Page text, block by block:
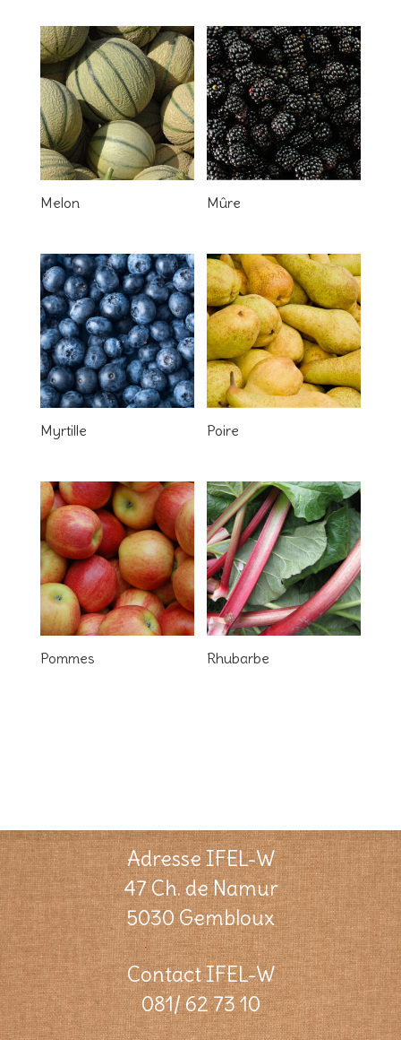
Melon Mûre
Myrtille Poire
Pommes Rhubarbe
Adresse IFEL-W
47 Ch. de Namur
5030 Gembloux
Contact IFEL-W
081/ 62 73 10